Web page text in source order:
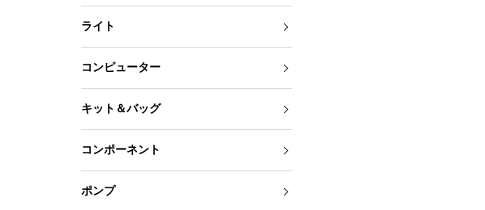
ライト
コンピューター
キット＆バッグ
コンポーネント
ポンプ